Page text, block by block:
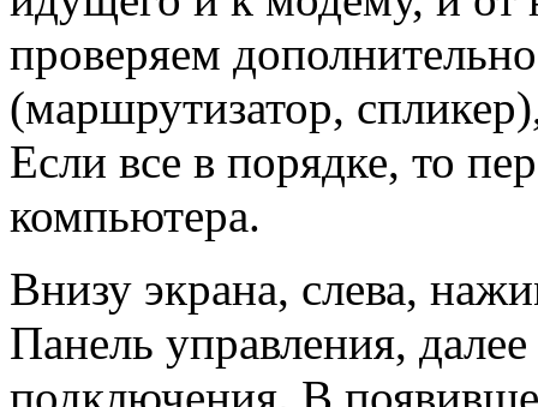
проверяем
(маршрутизатор,
Если все в порядке, то
компьютера.
Внизу экрана, слева,
Панель управления,
подключения. В